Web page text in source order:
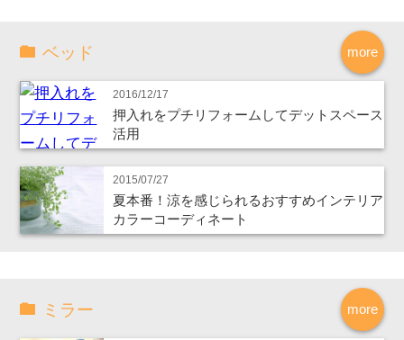
more
ベッド
2016/12/17
押入れをプチリフォームしてデットスペース
活用
2015/07/27
夏本番！涼を感じられるおすすめインテリア
カラーコーディネート
more
ミラー